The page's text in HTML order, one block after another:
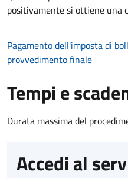
positivamente si ottiene una
Pagamento dell'imposta di
provvedimento finale
Tempi e
Durata massima del
Accedi al